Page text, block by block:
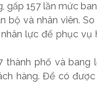
gấp 157 lần mức
bộ và nhân viên.
lực để phục vụ
thành phố và bang
hàng. Để có